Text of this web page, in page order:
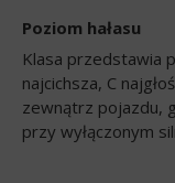
Poziom hałasu
Klasa przedstawia
najcichsza, C
zewnątrz pojazdu,
przy wyłączonym